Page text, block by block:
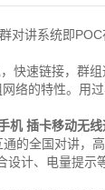
讲系统即POC
速链接，群组
络的特性。用
机插卡移动无线
的全国对讲，
计、电量提示